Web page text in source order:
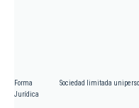
Forma
Jurídica
Sociedad limitada